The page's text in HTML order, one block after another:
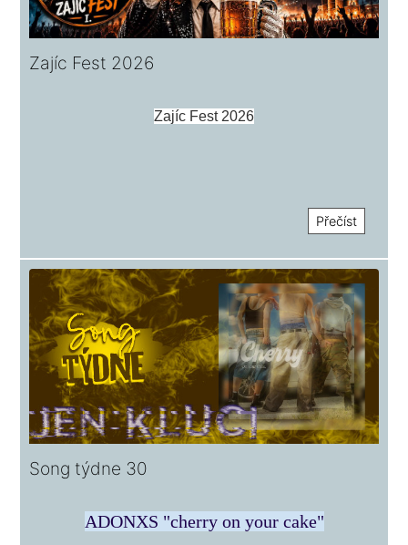
Zajíc Fest 2026
Zajíc Fest 2026
Přečíst
Song týdne 30
ADONXS "cherry on your cake"